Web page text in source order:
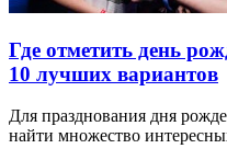
Где отметить день
10 лучших вариантов
Для празднования дня
найти множество